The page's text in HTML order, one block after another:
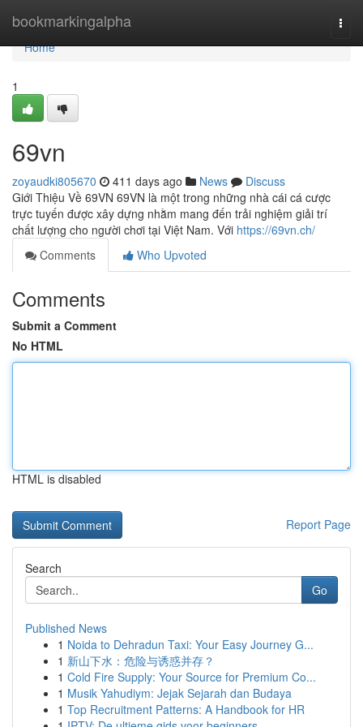
bookmarkingalpha
Home
Home
1
69vn
zoyaudki805670 411 days ago News
Discuss
Giới Thiệu Về 69VN 69VN là một trong những nhà cái cá cược
trực tuyến được xây dựng nhằm mang đến trải nghiệm giải trí
chất lượng cho người chơi tại Việt Nam. Với https://69vn.ch/
Comments
Who Upvoted
Comments
Submit a Comment
No HTML
HTML is disabled
Report Page
Search
Go
Published News
1 Noida to Dehradun Taxi: Your Easy Journey G...
1 新山下水：危险与诱惑并存？
1 Cold Fire Supply: Your Source for Premium Co...
1 Musik Yahudiym: Jejak Sejarah dan Budaya
1 Top Recruitment Patterns: A Handbook for HR